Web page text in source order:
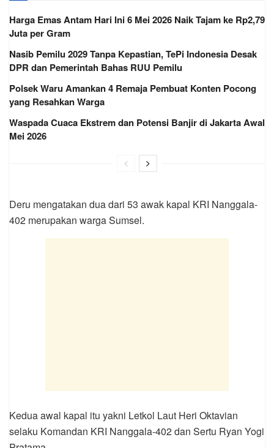
Harga Emas Antam Hari Ini 6 Mei 2026 Naik Tajam ke Rp2,79
Juta per Gram
Nasib Pemilu 2029 Tanpa Kepastian, TePi Indonesia Desak
DPR dan Pemerintah Bahas RUU Pemilu
Polsek Waru Amankan 4 Remaja Pembuat Konten Pocong
yang Resahkan Warga
Waspada Cuaca Ekstrem dan Potensi Banjir di Jakarta Awal
Mei 2026
Deru mengatakan dua dari 53 awak kapal KRI Nanggala-
402 merupakan warga Sumsel.
Kedua awal kapal itu yakni Letkol Laut Heri Oktavian
selaku Komandan KRI Nanggala-402 dan Sertu Ryan Yogi